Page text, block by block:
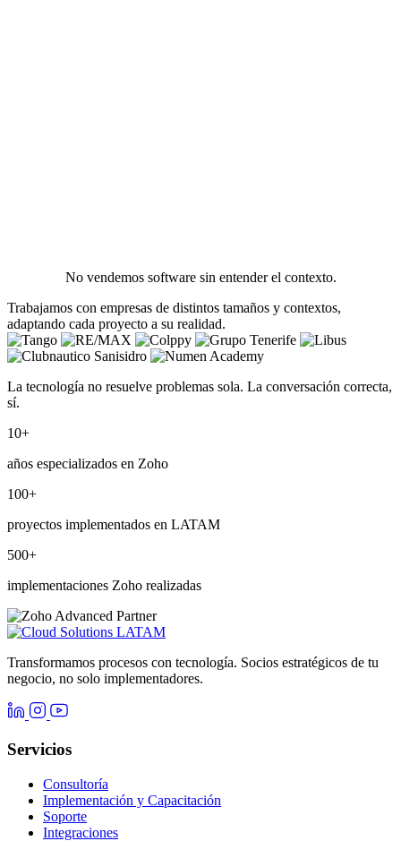
No vendemos software sin entender el contexto.
Trabajamos con empresas de distintos tamaños y contextos,
adaptando cada proyecto a su realidad.
La tecnología no resuelve problemas sola. La conversación correcta,
sí.
10+
años especializados en Zoho
100+
proyectos implementados en LATAM
500+
implementaciones Zoho realizadas
Transformamos procesos con tecnología. Socios estratégicos de tu
negocio, no solo implementadores.
Servicios
Consultoría
Implementación y Capacitación
Soporte
Integraciones